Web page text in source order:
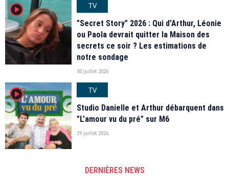
player2
TV
"Secret Story" 2026 : Qui d'Arthur, Léonie
ou Paola devrait quitter la Maison des
secrets ce soir ? Les estimations de
notre sondage
30 juillet 2026
player2
TV
Studio Danielle et Arthur débarquent dans
"L’amour vu du pré" sur M6
29 juillet 2026
DERNIÈRES NEWS